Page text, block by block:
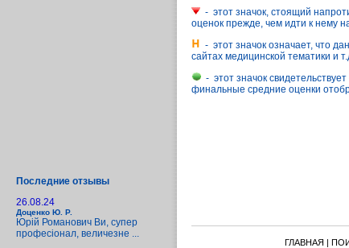
Последние отзывы
26.08.24
Доценко Ю. Р.
Юрій Романович Ви, супер
професіонал, величезне ...
- этот значок, стоящий
оценок прежде, чем идти к нему
- этот значок означает, что
сайтах медицинской тематики и
- этот значок
финальные средние оценки
ГЛАВНАЯ |